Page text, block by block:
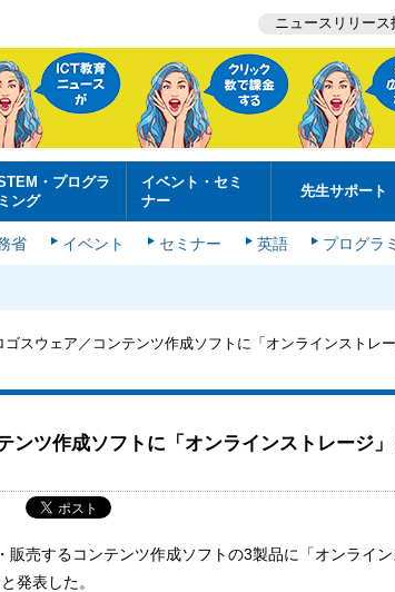
ニュースリリース
・プログラ
ミング
イベント・セミ
ナー
先生サポート
省 イベント セミナー 英語 プログラ
ゴスウェア／コンテンツ作成ソフトに「オンラインストレ
ンツ作成ソフトに「オンラインストレージ
販売するコンテンツ作成ソフトの3製品に「オンライ
発表した。